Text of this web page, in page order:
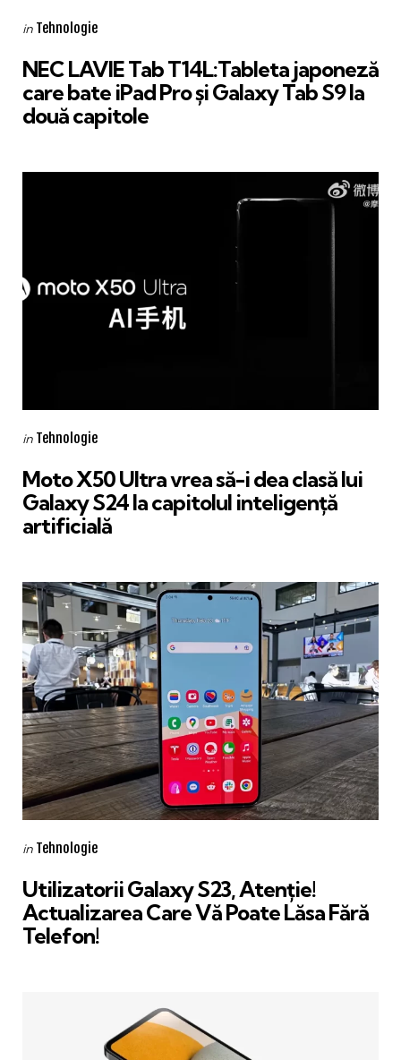
Categories
Posted
in Tehnologie
NEC LAVIE Tab T14L:Tableta japoneză
care bate iPad Pro și Galaxy Tab S9 la
două capitole
Categories
Posted
in Tehnologie
Moto X50 Ultra vrea să-i dea clasă lui
Galaxy S24 la capitolul inteligență
artificială
Categories
Posted
in Tehnologie
Utilizatorii Galaxy S23, Atenție!
Actualizarea Care Vă Poate Lăsa Fără
Telefon!